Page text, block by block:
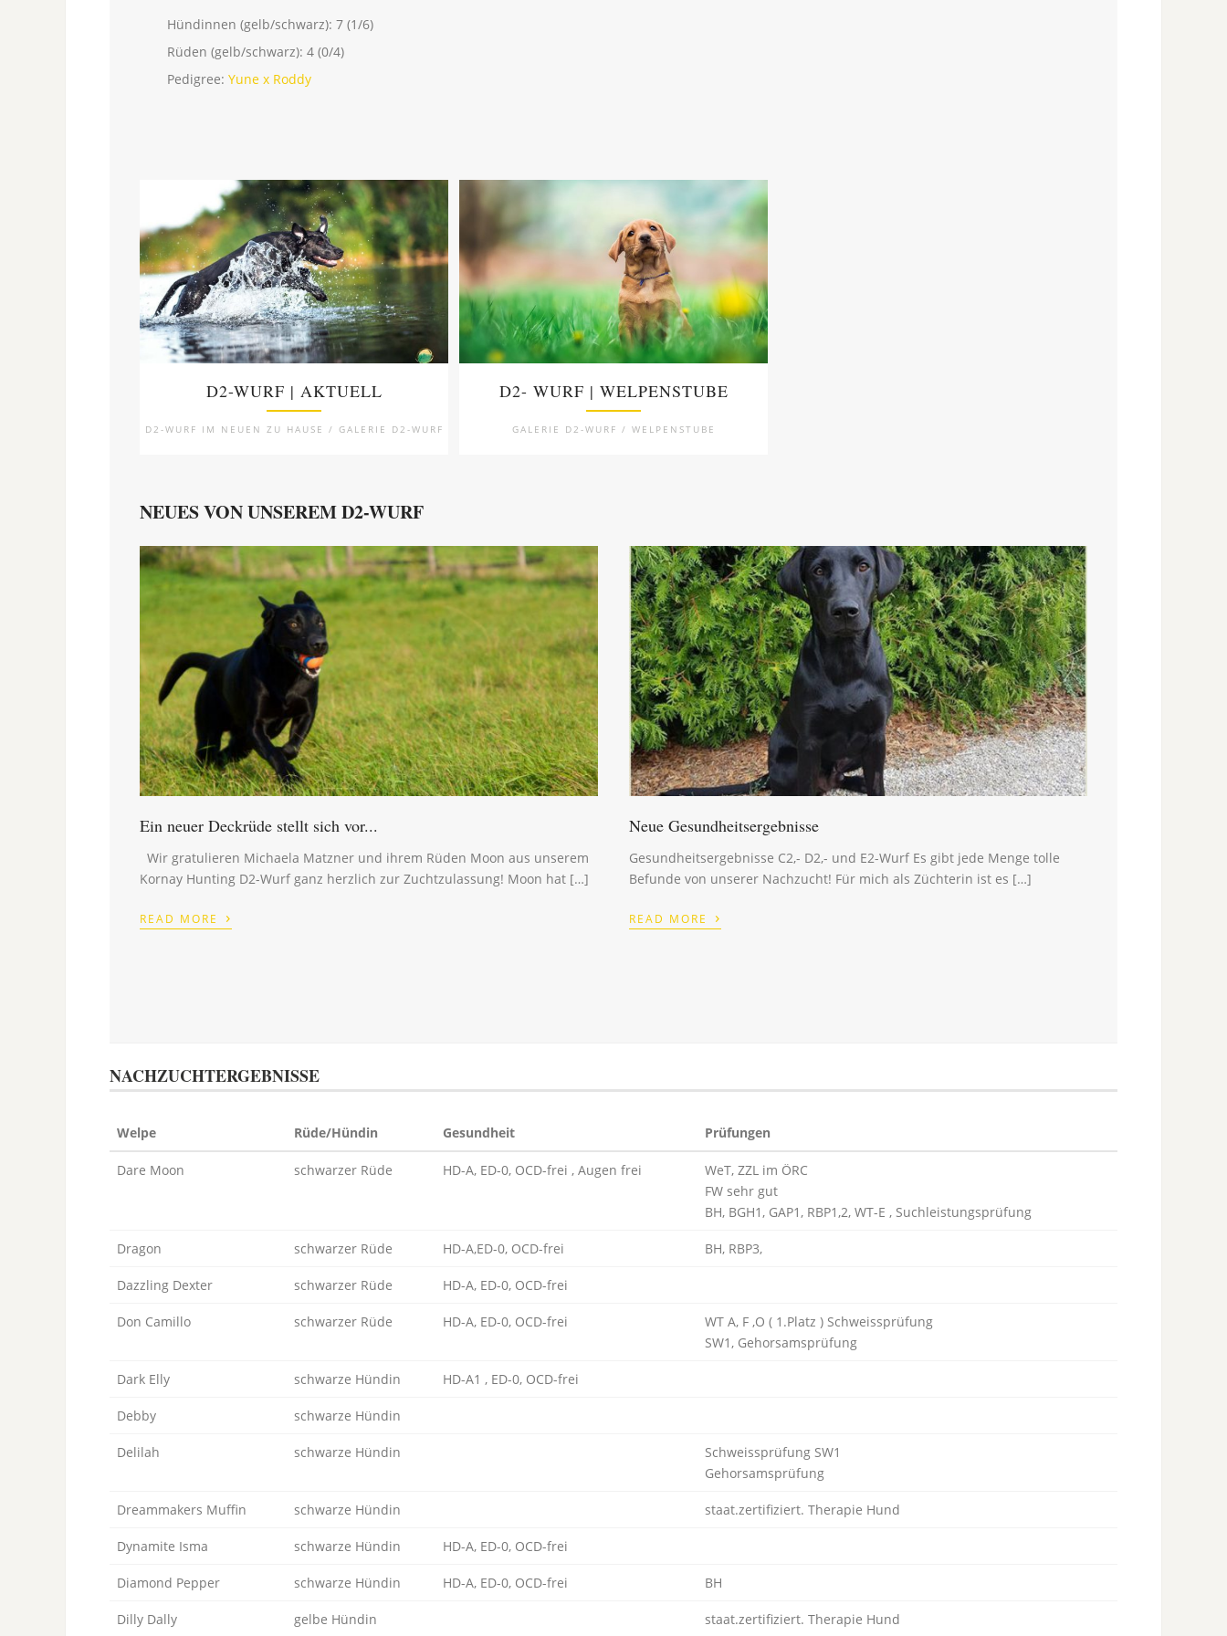
Hündinnen (gelb/schwarz): 7 (1/6)
Rüden (gelb/schwarz): 4 (0/4)
Pedigree:Yune x Roddy
D2-WURF | AKTUELL
D2-WURF IM NEUEN ZU HAUSE / GALERIE D2-WURF
D2- WURF | WELPENSTUBE
GALERIE D2-WURF / WELPENSTUBE
NEUES VON UNSEREM D2-WURF
Ein neuer Deckrüde stellt sich vor...
Wir gratulieren Michaela Matzner und ihrem Rüden Moon aus unserem
Kornay Hunting D2-Wurf ganz herzlich zur Zuchtzulassung! Moon hat […]
READ MORE ›
Neue Gesundheitsergebnisse
Gesundheitsergebnisse C2,- D2,- und E2-Wurf Es gibt jede Menge tolle
Befunde von unserer Nachzucht! Für mich als Züchterin ist es […]
READ MORE ›
NACHZUCHTERGEBNISSE
Welpe Rüde/Hündin Gesundheit Prüfungen
Dare Moon schwarzer Rüde HD-A, ED-0, OCD-frei , Augen frei
WeT, ZZL im ÖRC
FW sehr gut
BH, BGH1, GAP1, RBP1,2, WT-E , Suchleistungsprüfung
Dragon schwarzer Rüde HD-A,ED-0, OCD-frei BH, RBP3,
Dazzling Dexter schwarzer Rüde HD-A, ED-0, OCD-frei
Don Camillo schwarzer Rüde HD-A, ED-0, OCD-frei
WT A, F ,O ( 1.Platz ) Schweissprüfung
SW1, Gehorsamsprüfung
Dark Elly schwarze Hündin HD-A1 , ED-0, OCD-frei
Debby schwarze Hündin
Delilah schwarze Hündin
Schweissprüfung SW1
Gehorsamsprüfung
Dreammakers Muffin schwarze Hündin staat.zertifiziert. Therapie Hund
Dynamite Isma schwarze Hündin HD-A, ED-0, OCD-frei
Diamond Pepper schwarze Hündin HD-A, ED-0, OCD-frei BH
Dilly Dally gelbe Hündin staat.zertifiziert. Therapie Hund